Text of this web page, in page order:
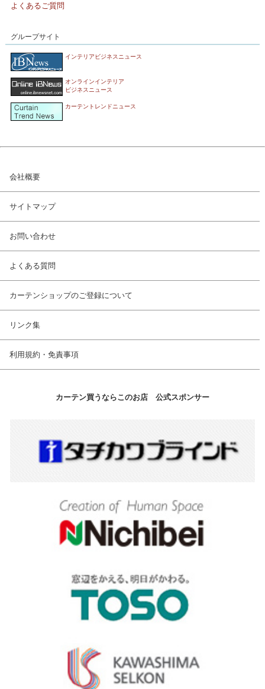
よくあるご質問
グループサイト
インテリアビジネスニュース
オンラインインテリア
ビジネスニュース
カーテントレンドニュース
会社概要
サイトマップ
お問い合わせ
よくある質問
カーテンショップのご登録について
リンク集
利用規約・免責事項
カーテン買うならこのお店 公式スポンサー